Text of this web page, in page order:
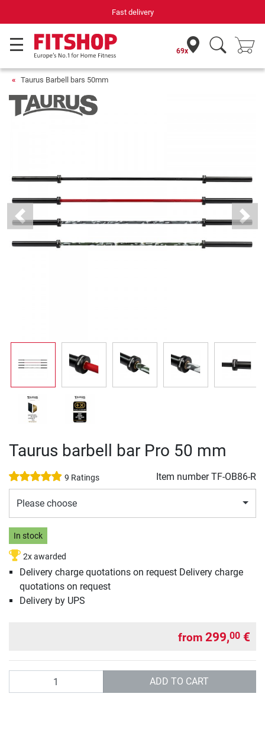
Your expert in home fitness for 42 years
69x
Taurus Barbell bars 50mm
Previous Next
Taurus barbell bar Pro 50 mm
9 Ratings Item numberTF-OB86-R
Please choose
In stock
2x awarded
Delivery charge quotations on request Delivery charge
quotations on request
Delivery by UPS
from 299,00 €
ADD TO CART